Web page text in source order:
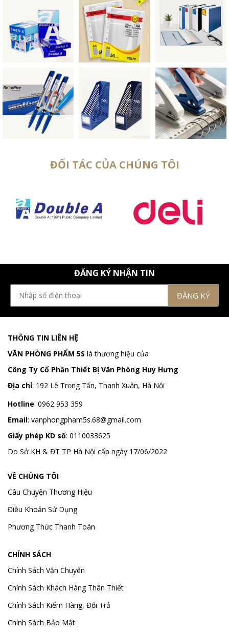
ĐỐI TÁC CỦA CHÚNG TÔI
ĐĂNG KÝ NHẬN TIN
THÔNG TIN LIÊN HỆ
VĂN PHÒNG PHẨM 5S là thương hiệu của
Công Ty Cổ Phần Thiết Bị Văn Phòng Huy Hưng
Địa chỉ: 192 Lê Trọng Tấn, Thanh Xuân, Hà Nội
Hotline: 0962 953 359
Email: vanphongpham5s.68@gmail.com
Giấy phép KD số: 0110033625
Do Sở KH & ĐT TP Hà Nội cấp ngày 17/06/2022
VỀ CHÚNG TÔI
Câu Chuyện Thương Hiệu
Điều Khoản Sử Dụng
Phương Thức Thanh Toán
CHÍNH SÁCH
Chính Sách Vận Chuyển
Chính Sách Khách Hàng Thân Thiết
Chính Sách Kiểm Hàng, Đổi Trả
Chính Sách Bảo Mật